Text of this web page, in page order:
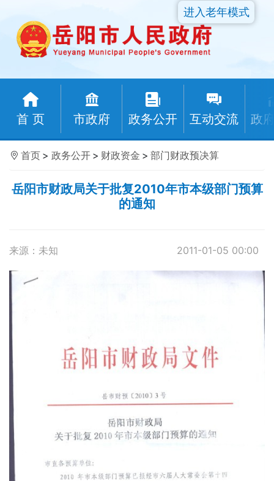
首 页 市政府 政务公开 互动交流 政
进入老年模式
首页 > 政务公开 > 财政资金 > 部门财政预决算
岳阳市财政局关于批复2010年市本级部门预算
的通知
来源：未知 2011-01-05 00:00